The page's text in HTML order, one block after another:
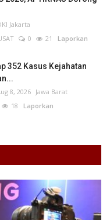
Jakarta
0 21 Laporkan
352 Kasus Kejahatan
8, 2026 Jawa Barat
18 Laporkan